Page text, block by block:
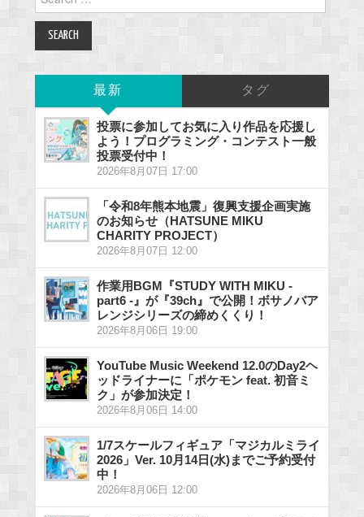
for:
最新 タグ
投票に参加してお気に入り作品を応援し
よう！プログラミング・コンテスト一般
投票受付中！
2026年8月07日 17:00
「令和8年熊本地震」復興支援企画実施
のお知らせ（HATSUNE MIKU
CHARITY PROJECT）
2026年8月07日 12:00
作業用BGM『STUDY WITH MIKU -
part6 -』が『39ch』で公開！ボサノバア
レンジシリーズの締めくくり！
2026年8月06日 19:00
YouTube Music Weekend 12.0のDay2ヘ
ッドライナーに「ポケモン feat. 初音ミ
ク」が参加決定！
2026年8月06日 14:00
1/7スケールフィギュア「マジカルミライ
2026」Ver. 10月14日(水)までご予約受付
中！
2026年8月06日 12:00